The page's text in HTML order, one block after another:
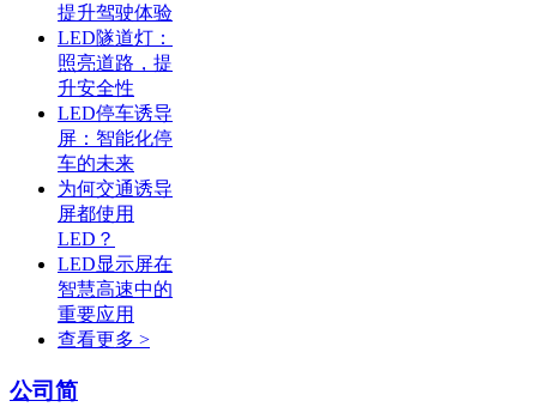
提升驾驶体验
LED隧道灯：
照亮道路，提
升安全性
LED停车诱导
屏：智能化停
车的未来
为何交通诱导
屏都使用
LED？
LED显示屏在
智慧高速中的
重要应用
查看更多 >
公司简